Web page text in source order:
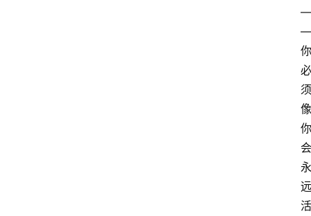
—
—
你
必
须
像
你
会
永
远
活